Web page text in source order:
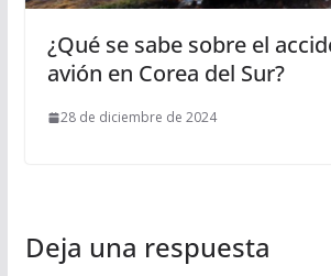
¿Qué se sabe sobre el
avión en Corea del Sur?
28 de diciembre de 2024
Deja una respuesta